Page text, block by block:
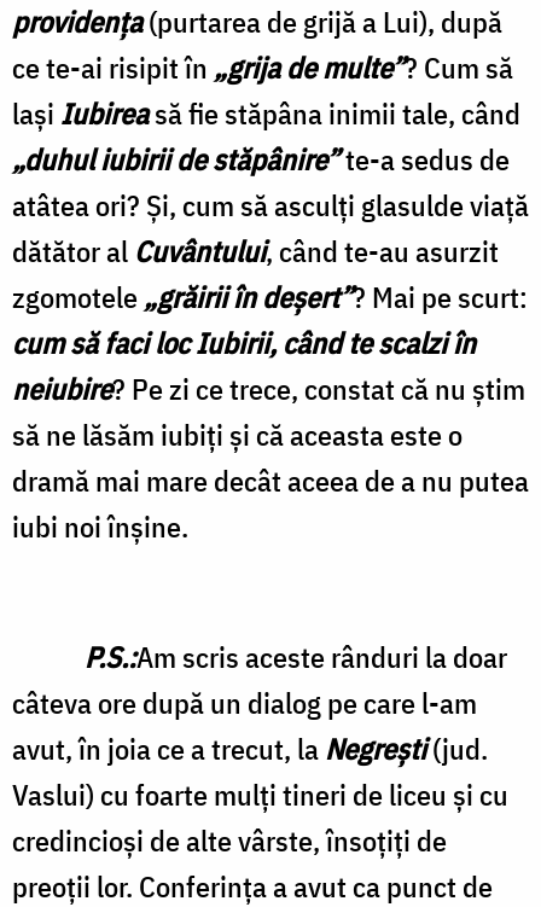
providenţa(purtarea de grijă a Lui), după
ce te-ai risipit în „grija de multe”? Cum să
laşi Iubireasă fie stăpâna inimii tale, când
„duhul iubirii de stăpânire”te-a sedus de
atâtea ori? Şi, cum să asculţi glasulde viaţă
dătător al Cuvântului, când te-au asurzit
zgomotele„grăirii în deşert”? Mai pe scurt:
cum să faci loc Iubirii, când te scalzi în
neiubire? Pe zi ce trece, constat că nu ştim
să ne lăsăm iubiţi şi că aceasta este o
dramă mai mare decât aceea de a nu putea
iubi noi înşine.
P.S.:Am scris aceste rânduri la doar
câteva ore după un dialog pe care l-am
avut, în joia ce a trecut, laNegreşti(jud.
Vaslui) cu foarte mulţi tineri de liceu şi cu
credincioşi de alte vârste, însoţiţi de
preoţii lor. Conferinţa a avut ca punct de